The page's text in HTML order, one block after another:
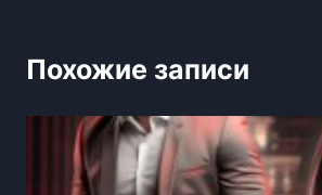
Похожие записи